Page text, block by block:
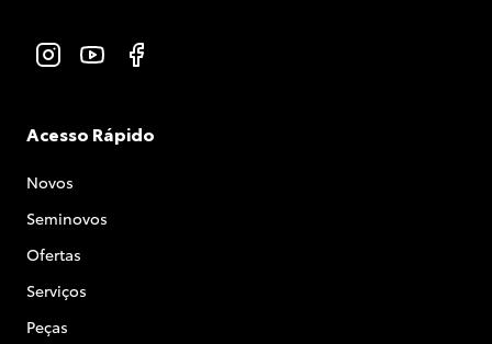
Acesso Rápido
Novos
Seminovos
Ofertas
Serviços
Peças